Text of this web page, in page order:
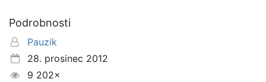
Podrobnosti
Pauzik
28. prosinec 2012
9 202×